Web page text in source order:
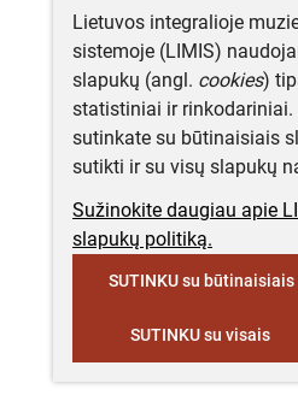
Lietuvos integralioje
sistemoje (LIMIS)
slapukų (angl. cookies)
statistiniai ir
sutinkate su būtinaisiais
sutikti ir su visų slapukų
Sužinokite daugiau apie
slapukų politiką.
SUTINKU su būtinaisiais
SUTINKU su visais